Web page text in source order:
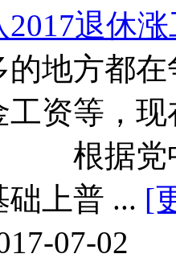
退休
地方都
资等，
根据党
上普 ... [
07-02